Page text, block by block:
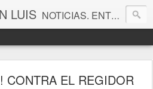
LUIS NOTICIAS. ENTRETENIMIENTO. EDITORIALES. CANAL DE VÍDEOS. GALERÍA DE FOTOGRAFÍAS.
CONTRA EL REGIDOR